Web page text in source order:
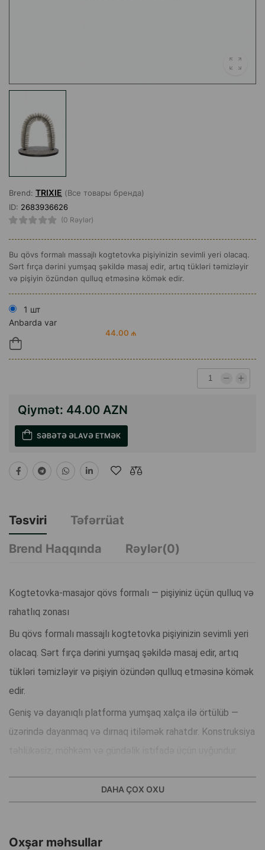
Brend: TRIXIE (Все товары бренда)
ID: 2683936626
(0 Rəylər)
Bu qövs formalı massajlı kogtetovka pişiyinizin sevimli yeri olacaq.
Sərt fırça dərini yumşaq şəkildə masaj edir, artıq tükləri təmizləyir
və pişiyin özündən qulluq etməsinə kömək edir.
1 шт
Anbarda var
44.00 ₼
Qiymət: 44.00 AZN
SƏBƏTƏ ƏLAVƏ ETMƏK
Təsviri
Təfərrüat
Brend Haqqında
Rəylər(0)
Кogtetovka-masajor qövs formalı — pişiyiniz üçün qulluq və
rahatlıq zonası
Bu qövs formalı massajlı kogtetovka pişiyinizin sevimli yeri
olacaq. Sərt fırça dərini yumşaq şəkildə masaj edir, artıq
tükləri təmizləyir və pişiyin özündən qulluq etməsinə kömək
edir.
Geniş və dayanıqlı platforma yumşaq xalça ilə örtülüb —
üzərində dayanmaq və dırnaq itiləmək rahatdır. Konstruksiya
• effektiv masaj və tüklərin yığışdırılması
DAHA ÇOX OXU
Oxşar məhsullar